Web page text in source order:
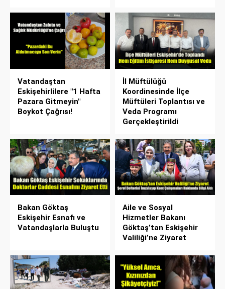
Vatandaştan
Eskişehirlilere "1 Hafta
Pazara Gitmeyin"
Boykot Çağrısı!
İl Müftülüğü
Koordinesinde İlçe
Müftüleri Toplantısı ve
Veda Programı
Gerçekleştirildi
Bakan Göktaş
Eskişehir Esnafı ve
Vatandaşlarla Buluştu
Aile ve Sosyal
Hizmetler Bakanı
Göktaş’tan Eskişehir
Valiliği’ne Ziyaret